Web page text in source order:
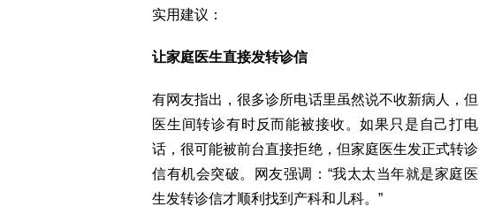
实用建议：
让家庭医生直接发转诊信
有网友指出，很多诊所电话里虽然说不收新病人，但
医生间转诊有时反而能被接收。如果只是自己打电
话，很可能被前台直接拒绝，但家庭医生发正式转诊
信有机会突破。网友强调：“我太太当年就是家庭医
生发转诊信才顺利找到产科和儿科。”